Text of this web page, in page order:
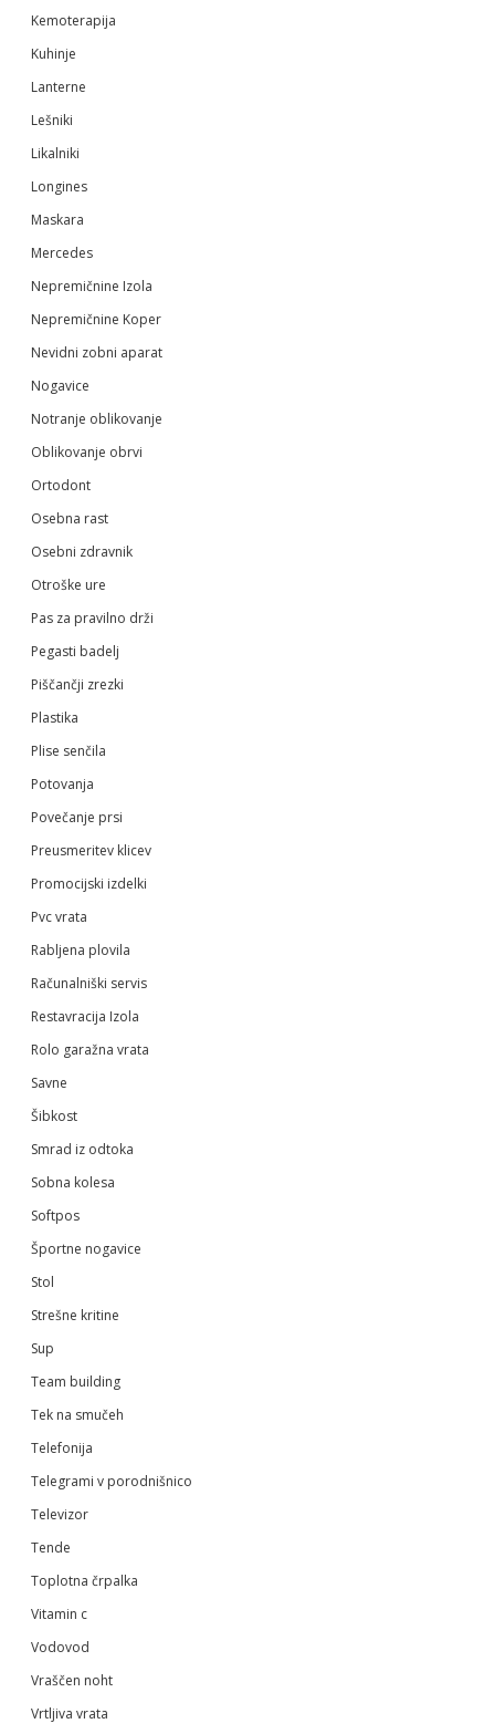
Kemoterapija
Kuhinje
Lanterne
Lešniki
Likalniki
Longines
Maskara
Mercedes
Nepremičnine Izola
Nepremičnine Koper
Nevidni zobni aparat
Nogavice
Notranje oblikovanje
Oblikovanje obrvi
Ortodont
Osebna rast
Osebni zdravnik
Otroške ure
Pas za pravilno drži
Pegasti badelj
Piščančji zrezki
Plastika
Plise senčila
Potovanja
Povečanje prsi
Preusmeritev klicev
Promocijski izdelki
Pvc vrata
Rabljena plovila
Računalniški servis
Restavracija Izola
Rolo garažna vrata
Savne
Šibkost
Smrad iz odtoka
Sobna kolesa
Softpos
Športne nogavice
Stol
Strešne kritine
Sup
Team building
Tek na smučeh
Telefonija
Telegrami v porodnišnico
Televizor
Tende
Toplotna črpalka
Vitamin c
Vodovod
Vraščen noht
Vrtljiva vrata